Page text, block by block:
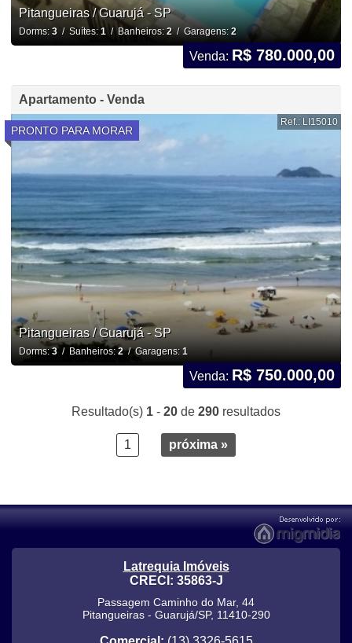
Pitangueiras / Guarujá - SP
Dorms: 3/ Suítes:1/ Banheiros:2/ Garagens: 2
Venda: R$ 780.000,00
Apartamento - Venda
PRONTO PARA MORAR
Ref.: LI15010
Pitangueiras / Guarujá - SP
Dorms:3/ Banheiros:2/ Garagens: 1
Venda: R$ 750.000,00
Resultado(s) 1 - 20 de 290 resultados
1 próxima »
Latrequia Imóveis
CRECI: 35863-J
Passagem Caminho do Mar, 44
Pitangueiras- Guarujá/SP, 11410-290